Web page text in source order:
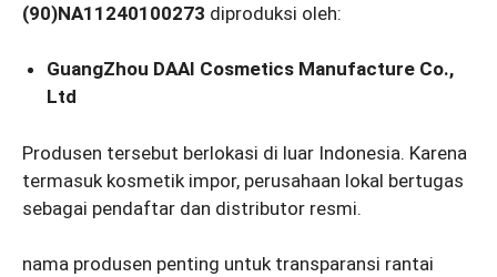
(90)NA11240100273 diproduksi oleh:
GuangZhou DAAI Cosmetics Manufacture Co.,
Ltd
Produsen tersebut berlokasi di luar Indonesia. Karena
termasuk kosmetik impor, perusahaan lokal bertugas
sebagai pendaftar dan distributor resmi.
nama produsen penting untuk transparansi rantai